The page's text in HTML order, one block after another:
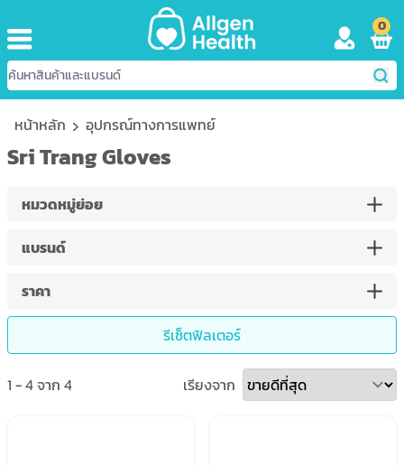
0
หน้าหลัก อุปกรณ์ทางการแพทย์
Sri Trang Gloves
หมวดหมู่ย่อย
แบรนด์
ราคา
รีเซ็ตฟิลเตอร์
1 -4จาก 4 เรียงจาก